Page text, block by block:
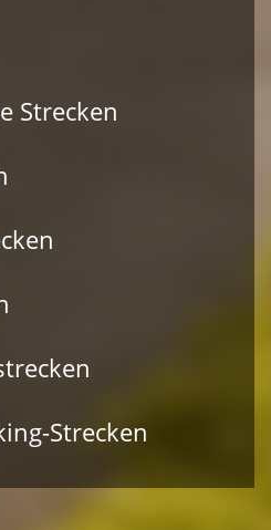
Strecken
Strecken